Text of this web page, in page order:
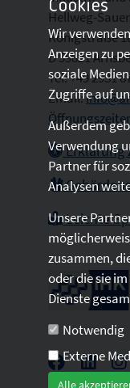
Hellweg-
Königstraße
D 59821
Tel: +49 2931
Email:
Erklärung
Leichte
Cookies
Wir
Anzeigen zu
soziale
Zugriffe auf
Außerdem
Verwendung
Partner für
Analysen
Unsere
zusammen,
oder die sie
Dienste
Notwendig
Externe
Alle